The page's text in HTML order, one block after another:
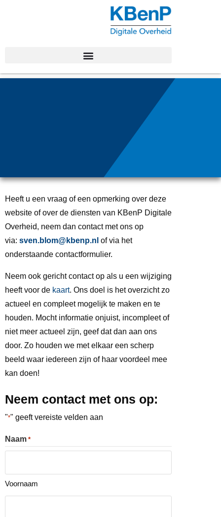
Con
tact
Heeft u een vraag of een opmerking over deze
website of over de diensten van KBenP Digitale
Overheid, neem dan contact met ons op
via: sven.blom@kbenp.nl of via het
onderstaande contactformulier.
Neem ook gericht contact op als u een wijziging
heeft voor de kaart. Ons doel is het overzicht zo
actueel en compleet mogelijk te maken en te
houden. Mocht informatie onjuist, incompleet of
niet meer actueel zijn, geef dat dan aan ons
door. Zo houden we met elkaar een scherp
beeld waar iedereen zijn of haar voordeel mee
kan doen!
Neem contact met ons op:
"*" geeft vereiste velden aan
Naam *
Voornaam